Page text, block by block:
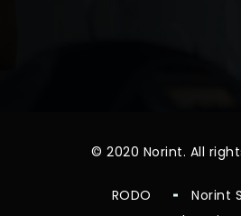
© 2020 Norint. All
RODO
Norint